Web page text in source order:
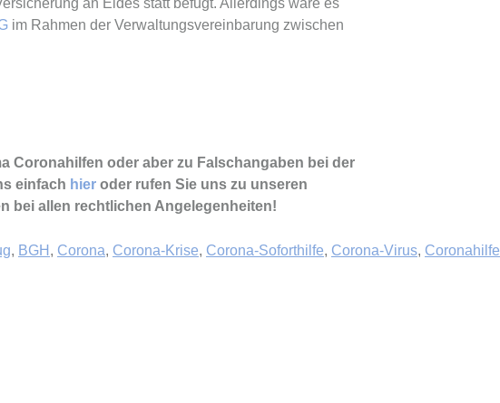
an Eides statt befugt. Allerdings wäre es
im Rahmen der Verwaltungsvereinbarung zwischen
Coronahilfen oder aber zu Falschangaben bei der
einfach hier oder rufen Sie uns zu unseren
bei allen rechtlichen Angelegenheiten!
, BGH , Corona, Corona-Krise, Corona-Soforthilfe, Corona-Virus, Coronahilfe